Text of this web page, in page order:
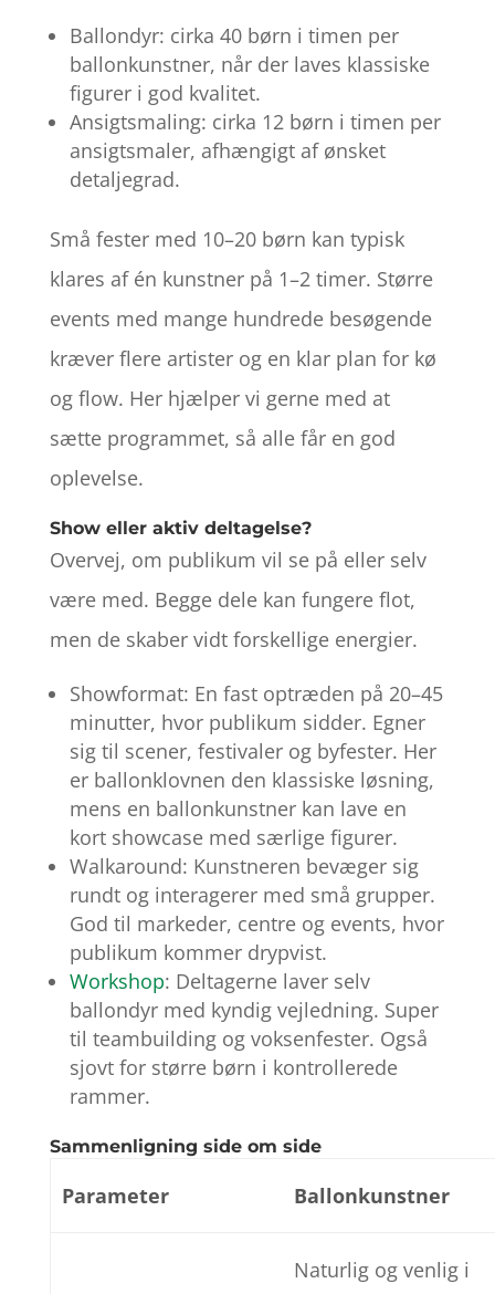
Ballondyr: cirka 40 børn i timen per
ballonkunstner, når der laves klassiske
figurer i god kvalitet.
Ansigtsmaling: cirka 12 børn i timen per
ansigtsmaler, afhængigt af ønsket
detaljegrad.
Små fester med 10–20 børn kan typisk
klares af én kunstner på 1–2 timer. Større
events med mange hundrede besøgende
kræver flere artister og en klar plan for kø
og flow. Her hjælper vi gerne med at
sætte programmet, så alle får en god
oplevelse.
Show eller aktiv deltagelse?
Overvej, om publikum vil se på eller selv
være med. Begge dele kan fungere flot,
men de skaber vidt forskellige energier.
Showformat: En fast optræden på 20–45
minutter, hvor publikum sidder. Egner
sig til scener, festivaler og byfester. Her
er ballonklovnen den klassiske løsning,
mens en ballonkunstner kan lave en
kort showcase med særlige figurer.
Walkaround: Kunstneren bevæger sig
rundt og interagerer med små grupper.
God til markeder, centre og events, hvor
publikum kommer drypvist.
Workshop: Deltagerne laver selv
ballondyr med kyndig vejledning. Super
til teambuilding og voksenfester. Også
sjovt for større børn i kontrollerede
rammer.
Sammenligning side om side
Parameter Ballonkunstner
Naturlig og venlig i